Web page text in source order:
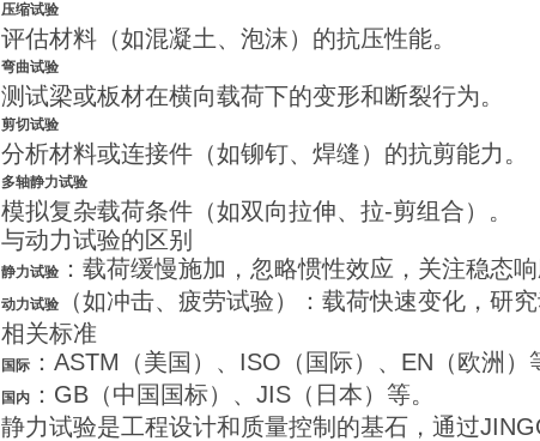
压缩试验
评估材料（如混凝土、泡沫）的抗压性能。
弯曲试验
测试梁或板材在横向载荷下的变形和断裂行为。
剪切试验
分析材料或连接件（如铆钉、焊缝）的抗剪能力。
多轴静力试验
模拟复杂载荷条件（如双向拉伸、拉-剪组合）。
与动力试验的区别
静力试验 ：载荷缓慢施加，忽略惯性效应，关注稳态响
动力试验
（如冲击、疲劳试验）：载荷快速变化，研
相关标准
国际 ：ASTM（美国）、ISO（国际）、EN（欧洲）
国内
：GB（中国国标）、JIS（日本）等。
静力试验是工程设计和质量控制的基石，通过